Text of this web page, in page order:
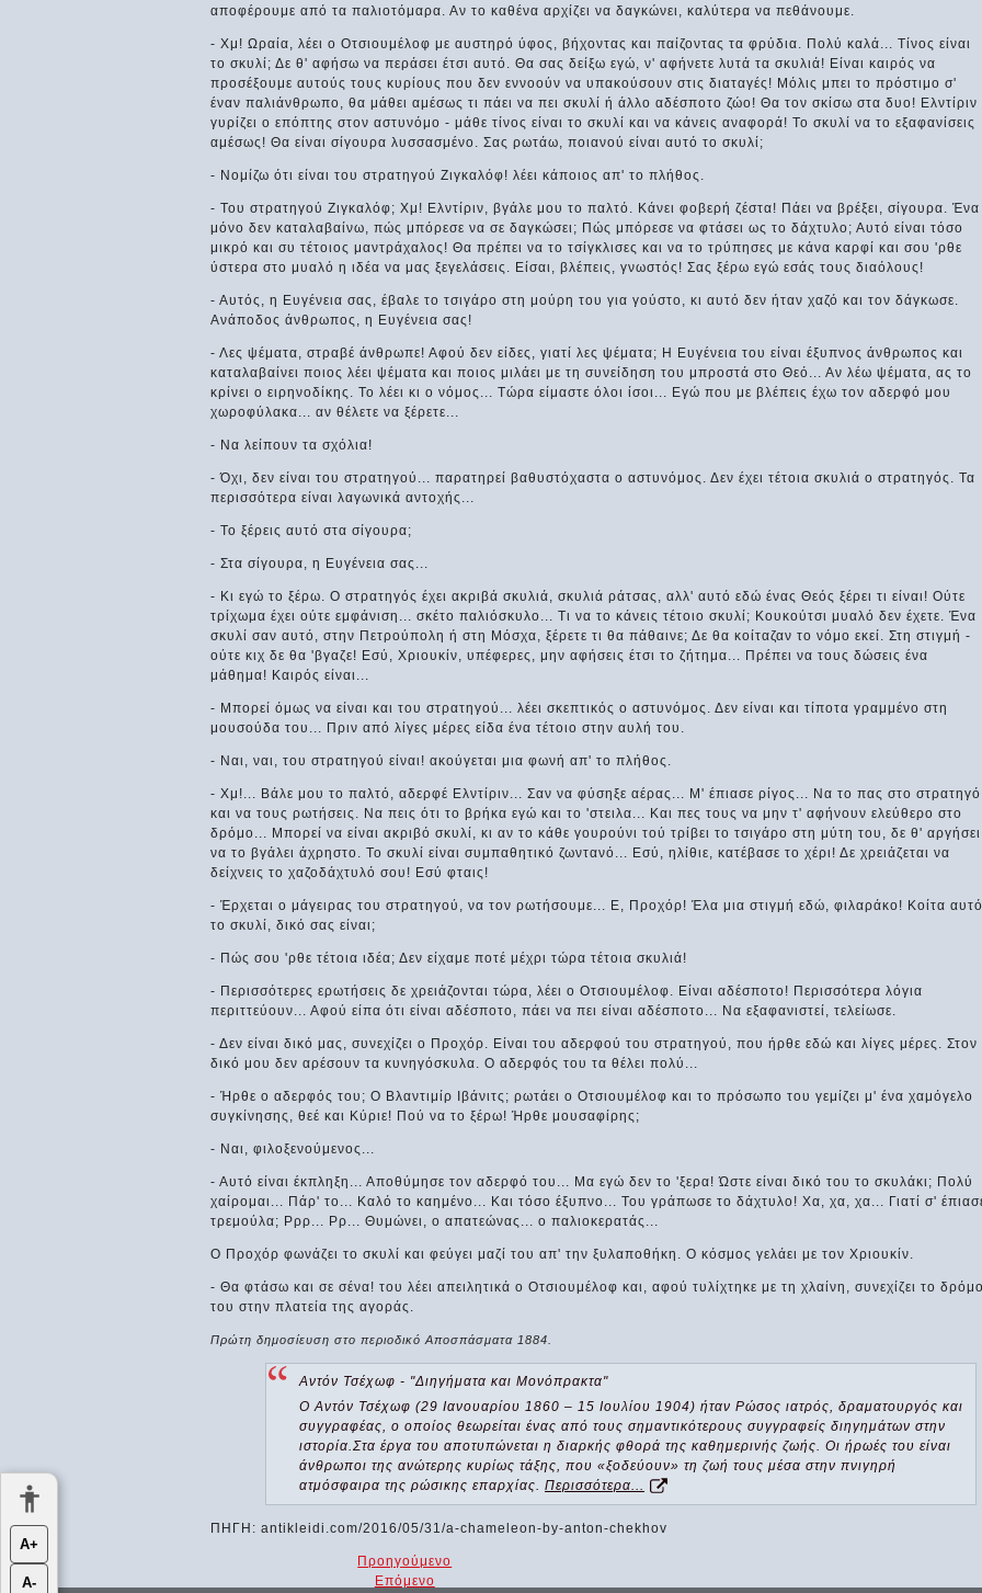
αποφέρουμε από τα παλιοτόμαρα. Αν το καθένα αρχίζει να δαγκώνει, καλύτερα να πεθάνουμε.
- Χμ! Ωραία, λέει ο Οτσιουμέλοφ με αυστηρό ύφος, βήχοντας και παίζοντας τα φρύδια. Πολύ καλά... Τίνος είναι
το σκυλί; Δε θ' αφήσω να περάσει έτσι αυτό. Θα σας δείξω εγώ, ν' αφήνετε λυτά τα σκυλιά! Είναι καιρός να
προσέξουμε αυτούς τους κυρίους που δεν εννοούν να υπακούσουν στις διαταγές! Μόλις μπει το πρόστιμο σ'
έναν παλιάνθρωπο, θα μάθει αμέσως τι πάει να πει σκυλί ή άλλο αδέσποτο ζώο! Θα τον σκίσω στα δυο! Ελντίριν
γυρίζει ο επόπτης στον αστυνόμο - μάθε τίνος είναι το σκυλί και να κάνεις αναφορά! Το σκυλί να το εξαφανίσεις
αμέσως! Θα είναι σίγουρα λυσσασμένο. Σας ρωτάω, ποιανού είναι αυτό το σκυλί;
- Νομίζω ότι είναι του στρατηγού Ζιγκαλόφ! λέει κάποιος απ' το πλήθος.
- Του στρατηγού Ζιγκαλόφ; Χμ! Ελντίριν, βγάλε μου το παλτό. Κάνει φοβερή ζέστα! Πάει να βρέξει, σίγουρα. Ένα
μόνο δεν καταλαβαίνω, πώς μπόρεσε να σε δαγκώσει; Πώς μπόρεσε να φτάσει ως το δάχτυλο; Αυτό είναι τόσο
μικρό και συ τέτοιος μαντράχαλος! Θα πρέπει να το τσίγκλισες και να το τρύπησες με κάνα καρφί και σου 'ρθε
ύστερα στο μυαλό η ιδέα να μας ξεγελάσεις. Είσαι, βλέπεις, γνωστός! Σας ξέρω εγώ εσάς τους διαόλους!
- Αυτός, η Ευγένεια σας, έβαλε το τσιγάρο στη μούρη του για γούστο, κι αυτό δεν ήταν χαζό και τον δάγκωσε.
Ανάποδος άνθρωπος, η Ευγένεια σας!
- Λες ψέματα, στραβέ άνθρωπε! Αφού δεν είδες, γιατί λες ψέματα; Η Ευγένεια του είναι έξυπνος άνθρωπος και
καταλαβαίνει ποιος λέει ψέματα και ποιος μιλάει με τη συνείδηση του μπροστά στο Θεό... Αν λέω ψέματα, ας το
κρίνει ο ειρηνοδίκης. Το λέει κι ο νόμος... Τώρα είμαστε όλοι ίσοι... Εγώ που με βλέπεις έχω τον αδερφό μου
χωροφύλακα... αν θέλετε να ξέρετε...
- Να λείπουν τα σχόλια!
- Όχι, δεν είναι του στρατηγού... παρατηρεί βαθυστόχαστα ο αστυνόμος. Δεν έχει τέτοια σκυλιά ο στρατηγός. Τα
περισσότερα είναι λαγωνικά αντοχής...
- Το ξέρεις αυτό στα σίγουρα;
- Στα σίγουρα, η Ευγένεια σας...
- Κι εγώ το ξέρω. Ο στρατηγός έχει ακριβά σκυλιά, σκυλιά ράτσας, αλλ' αυτό εδώ ένας Θεός ξέρει τι είναι! Ούτε
τρίχωμα έχει ούτε εμφάνιση... σκέτο παλιόσκυλο... Τι να το κάνεις τέτοιο σκυλί; Κουκούτσι μυαλό δεν έχετε. Ένα
σκυλί σαν αυτό, στην Πετρούπολη ή στη Μόσχα, ξέρετε τι θα πάθαινε; Δε θα κοίταζαν το νόμο εκεί. Στη στιγμή -
ούτε κιχ δε θα 'βγαζε! Εσύ, Χριουκίν, υπέφερες, μην αφήσεις έτσι το ζήτημα... Πρέπει να τους δώσεις ένα
μάθημα! Καιρός είναι...
- Μπορεί όμως να είναι και του στρατηγού... λέει σκεπτικός ο αστυνόμος. Δεν είναι και τίποτα γραμμένο στη
μουσούδα του... Πριν από λίγες μέρες είδα ένα τέτοιο στην αυλή του.
- Ναι, ναι, του στρατηγού είναι! ακούγεται μια φωνή απ' το πλήθος.
- Χμ!... Βάλε μου το παλτό, αδερφέ Ελντίριν... Σαν να φύσηξε αέρας... Μ' έπιασε ρίγος... Να το πας στο στρατηγό
και να τους ρωτήσεις. Να πεις ότι το βρήκα εγώ και το 'στειλα... Και πες τους να μην τ' αφήνουν ελεύθερο στο
δρόμο... Μπορεί να είναι ακριβό σκυλί, κι αν το κάθε γουρούνι τού τρίβει το τσιγάρο στη μύτη του, δε θ' αργήσει
να το βγάλει άχρηστο. Το σκυλί είναι συμπαθητικό ζωντανό... Εσύ, ηλίθιε, κατέβασε το χέρι! Δε χρειάζεται να
δείχνεις το χαζοδάχτυλό σου! Εσύ φταις!
- Έρχεται ο μάγειρας του στρατηγού, να τον ρωτήσουμε... Ε, Προχόρ! Έλα μια στιγμή εδώ, φιλαράκο! Κοίτα αυτό
το σκυλί, δικό σας είναι;
- Πώς σου 'ρθε τέτοια ιδέα; Δεν είχαμε ποτέ μέχρι τώρα τέτοια σκυλιά!
- Περισσότερες ερωτήσεις δε χρειάζονται τώρα, λέει ο Οτσιουμέλοφ. Είναι αδέσποτο! Περισσότερα λόγια
περιττεύουν... Αφού είπα ότι είναι αδέσποτο, πάει να πει είναι αδέσποτο... Να εξαφανιστεί, τελείωσε.
- Δεν είναι δικό μας, συνεχίζει ο Προχόρ. Είναι του αδερφού του στρατηγού, που ήρθε εδώ και λίγες μέρες. Στον
δικό μου δεν αρέσουν τα κυνηγόσκυλα. Ο αδερφός του τα θέλει πολύ...
- Ήρθε ο αδερφός του; Ο Βλαντιμίρ Ιβάνιτς; ρωτάει ο Οτσιουμέλοφ και το πρόσωπο του γεμίζει μ' ένα χαμόγελο
συγκίνησης, θεέ και Κύριε! Πού να το ξέρω! Ήρθε μουσαφίρης;
- Ναι, φιλοξενούμενος...
- Αυτό είναι έκπληξη... Αποθύμησε τον αδερφό του... Μα εγώ δεν το 'ξερα! Ώστε είναι δικό του το σκυλάκι; Πολύ
χαίρομαι... Πάρ' το... Καλό το καημένο... Και τόσο έξυπνο... Του γράπωσε το δάχτυλο! Χα, χα, χα... Γιατί σ'
τρεμούλα; Ρρρ... Ρρ... Θυμώνει, ο απατεώνας... ο παλιοκερατάς...
Ο Προχόρ φωνάζει το σκυλί και φεύγει μαζί του απ' την ξυλαποθήκη. Ο κόσμος γελάει με τον Χριουκίν.
- Θα φτάσω και σε σένα! του λέει απειλητικά ο Οτσιουμέλοφ και, αφού τυλίχτηκε με τη χλαίνη, συνεχίζει το
του στην πλατεία της αγοράς.
Πρώτη δημοσίευση στο περιοδικό Αποσπάσματα 1884.
Αντόν Τσέχωφ - "Διηγήματα και Μονόπρακτα"
Ο Αντόν Τσέχωφ (29 Ιανουαρίου 1860 – 15 Ιουλίου 1904) ήταν Ρώσος ιατρός, δραματουργός και
συγγραφέας, ο οποίος θεωρείται ένας από τους σημαντικότερους συγγραφείς διηγημάτων στην
ιστορία.Στα έργα του αποτυπώνεται η διαρκής φθορά της καθημερινής ζωής. Οι ήρωές του είναι
άνθρωποι της ανώτερης κυρίως τάξης, που «ξοδεύουν» τη ζωή τους μέσα στην πνιγηρή
ατμόσφαιρα της ρώσικης επαρχίας. Περισσότερα...
ΠΗΓΗ: antikleidi.com/2016/05/31/a-chameleon-by-anton-chekhov
Προηγούμενο
Επόμενο
Α+
Α-